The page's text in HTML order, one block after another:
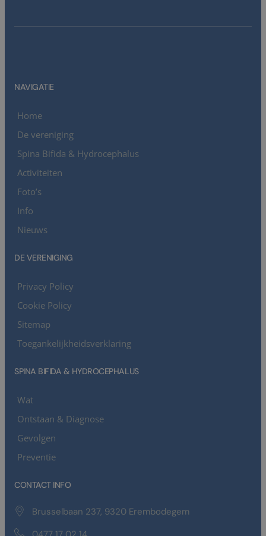
NAVIGATIE
Home
De vereniging
Spina Bifida & Hydrocephalus
Activiteiten
Foto’s
Info
Nieuws
DE VERENIGING
Privacy Policy
Cookie Policy
Sitemap
Toegankelijkheidsverklaring
SPINA BIFIDA & HYDROCEPHALUS
Wat
Ontstaan & Diagnose
Gevolgen
Preventie
CONTACT INFO
Brusselbaan 237, 9320 Erembodegem